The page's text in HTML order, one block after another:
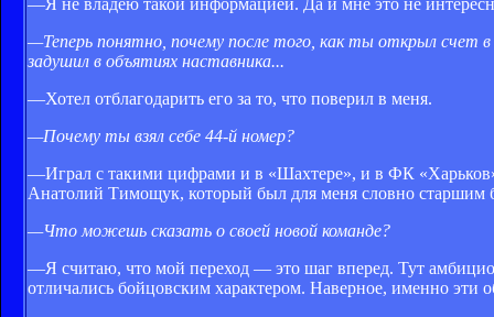
—Теперь понятно, почему после того, как ты открыл счет
задушил в объятиях наставника...
—Хотел отблагодарить его за то, что поверил в меня.
—Почему ты взял себе 44-й номер?
—Играл с такими цифрами и в «Шахтере», и в ФК
Анатолий Тимощук, который был для меня словно
—Что можешь сказать о своей новой команде?
—Я считаю, что мой переход — это шаг вперед. Тут
отличались бойцовским характером. Наверное, именно эти